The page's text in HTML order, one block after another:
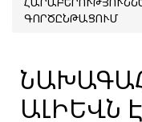
ԳՈՐԾԸՆԹԱՑՈՒՄ
ԱԼԻԵՎՆ